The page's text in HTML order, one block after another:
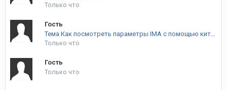
Только что
Гость
Тема Как посмотреть параметры IMA с помощью китайского кабеля MiniVCI
Только что
Гость
Только что